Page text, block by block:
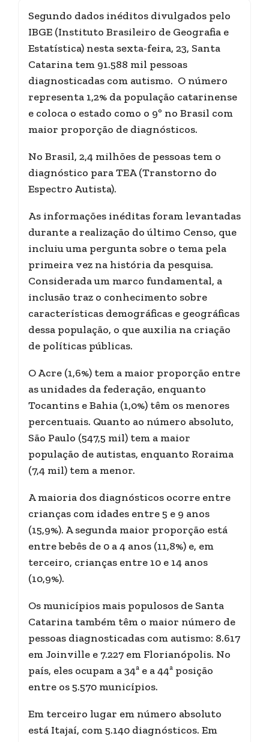
Segundo dados inéditos divulgados pelo
IBGE (Instituto Brasileiro de Geografia e
Estatística) nesta sexta-feira, 23, Santa
Catarina tem 91.588 mil pessoas
diagnosticadas com autismo. O número
representa 1,2% da população catarinense
e coloca o estado como o 9º no Brasil com
maior proporção de diagnósticos.
No Brasil, 2,4 milhões de pessoas tem o
diagnóstico para TEA (Transtorno do
Espectro Autista).
As informações inéditas foram levantadas
durante a realização do último Censo, que
incluiu uma pergunta sobre o tema pela
primeira vez na história da pesquisa.
Considerada um marco fundamental, a
inclusão traz o conhecimento sobre
características demográficas e geográficas
dessa população, o que auxilia na criação
de políticas públicas.
O Acre (1,6%) tem a maior proporção entre
as unidades da federação, enquanto
Tocantins e Bahia (1,0%) têm os menores
percentuais. Quanto ao número absoluto,
São Paulo (547,5 mil) tem a maior
população de autistas, enquanto Roraima
(7,4 mil) tem a menor.
A maioria dos diagnósticos ocorre entre
crianças com idades entre 5 e 9 anos
(15,9%). A segunda maior proporção está
entre bebês de 0 a 4 anos (11,8%) e, em
terceiro, crianças entre 10 e 14 anos
(10,9%).
Os municípios mais populosos de Santa
Catarina também têm o maior número de
pessoas diagnosticadas com autismo: 8.617
em Joinville e 7.227 em Florianópolis. No
país, eles ocupam a 34ª e a 44ª posição
entre os 5.570 municípios.
Em terceiro lugar em número absoluto
está Itajaí, com 5.140 diagnósticos. Em